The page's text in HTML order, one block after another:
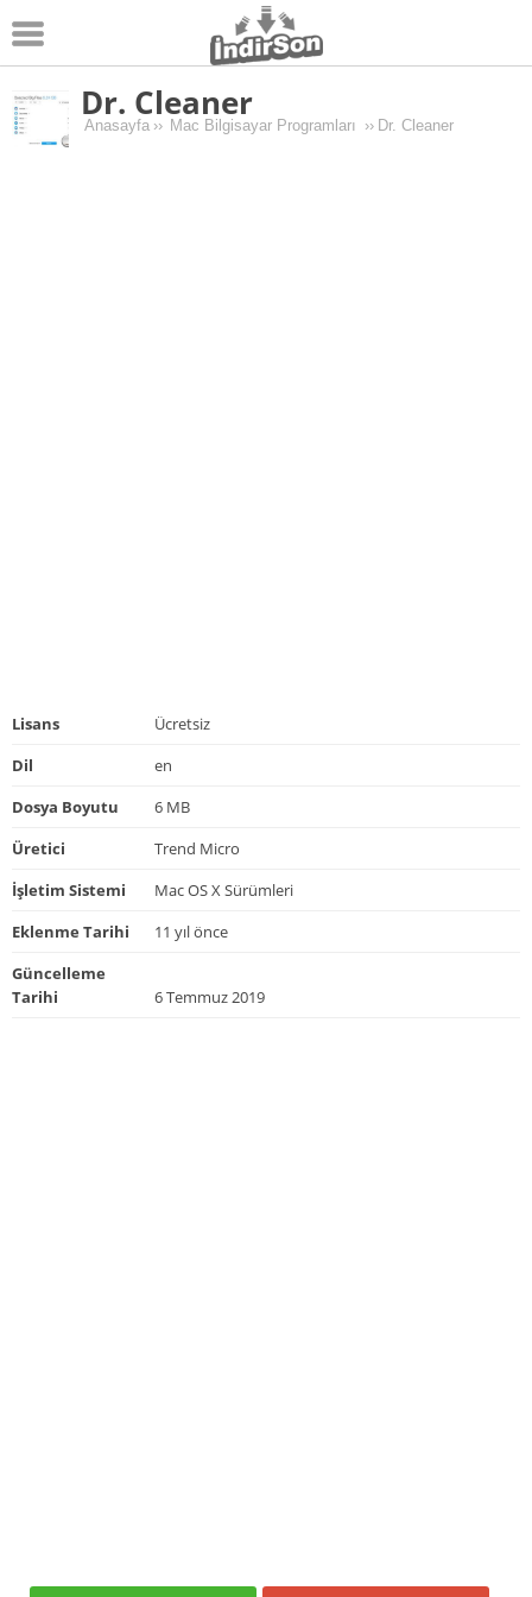
Android
Pc Oyunları
Dr. Cleaner
Anasayfa ›› Mac Bilgisayar Programları ›› Dr. Cleaner
Lisans
Ücretsiz
Dil
en
Dosya Boyutu
6 MB
Üretici
Trend Micro
İşletim Sistemi
Mac OS X Sürümleri
Eklenme Tarihi
11 yıl önce
Güncelleme
Tarihi
6 Temmuz 2019